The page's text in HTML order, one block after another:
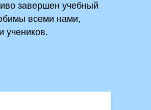
завершен учебный
всеми нами,
учеников.